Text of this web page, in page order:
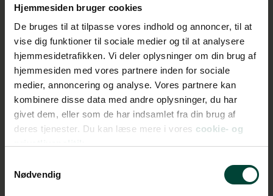
Hjemmesiden bruger cookies
De bruges til at tilpasse vores indhold og annoncer, til at
vise dig funktioner til sociale medier og til at analysere
hjemmesidetrafikken. Vi deler oplysninger om din brug af
hjemmesiden med vores partnere inden for sociale
medier, annoncering og analyse. Vores partnere kan
kombinere disse data med andre oplysninger, du har
givet dem, eller som de har indsamlet fra din brug af
deres tjenester. Du kan læse mere i vores cookie- og
Nødvendig
Klargøringsgebyr
Børn